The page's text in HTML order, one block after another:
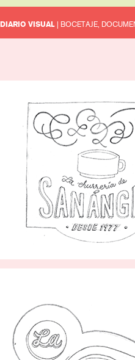
DIARIO VISUAL | BOCETAJE,